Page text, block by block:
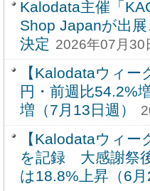
Kalodata主催「
Shop Japanが出
決定 2026年07月30
【Kalodataウィ
円・前週比54.2%
増（7月13日週）
【Kalodataウィ
を記録 大感謝祭
は18.8%上昇（6月